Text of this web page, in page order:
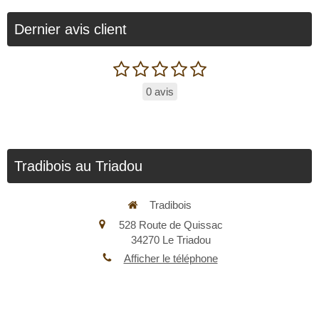
Dernier avis client
0 avis
Tradibois au Triadou
Tradibois
528 Route de Quissac
34270 Le Triadou
Afficher le téléphone